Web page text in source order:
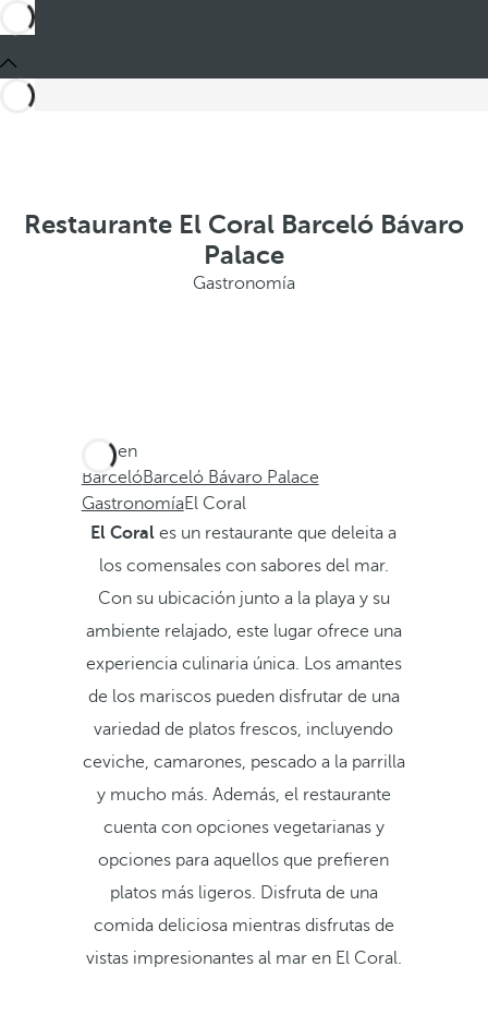
Restaurante El Coral Barceló Bávaro
Palace
Gastronomía
Está en
BarcelóBarceló Bávaro Palace
GastronomíaEl Coral
El Coral es un restaurante que deleita a
los comensales con sabores del mar.
Con su ubicación junto a la playa y su
ambiente relajado, este lugar ofrece una
experiencia culinaria única. Los amantes
de los mariscos pueden disfrutar de una
variedad de platos frescos, incluyendo
ceviche, camarones, pescado a la parrilla
y mucho más. Además, el restaurante
cuenta con opciones vegetarianas y
opciones para aquellos que prefieren
platos más ligeros. Disfruta de una
comida deliciosa mientras disfrutas de
vistas impresionantes al mar en El Coral.